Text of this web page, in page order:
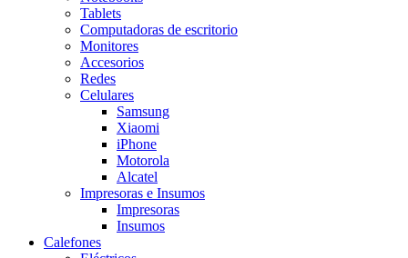
Tablets
Computadoras de escritorio
Monitores
Accesorios
Redes
Celulares
Samsung
Xiaomi
iPhone
Motorola
Alcatel
Impresoras e Insumos
Impresoras
Insumos
Calefones